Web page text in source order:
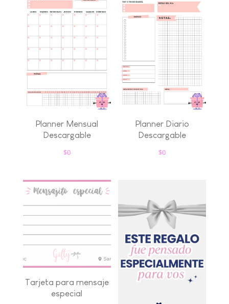
Planner Mensual
Descargable
$0
Planner Diario
Descargable
$0
Tarjeta para mensaje
especial